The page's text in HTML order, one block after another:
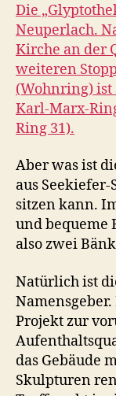
Die
Neuperlach.
Kirche an der
weiteren
(Wohnring)
Karl-Marx-
Ring 31).
Aber was ist
aus
sitzen kann.
und bequeme
also zwei
Natürlich ist
Projekt zur
das Gebäude
Skulpturen